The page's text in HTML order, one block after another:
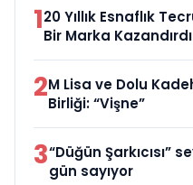
120 Yıllık Esnaflık
Bir Marka Kazandırdı
2M Lisa ve Dolu
Birliği: “Vişne”
3“Düğün Şarkıcısı”
gün sayıyor